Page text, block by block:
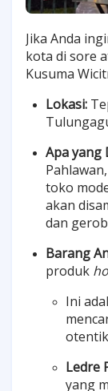
Jika Anda
kota di sore
Kusuma
Lokasi:
Apa yang
toko
akan
dan
Barang
produk
Ini
Ledre
yang